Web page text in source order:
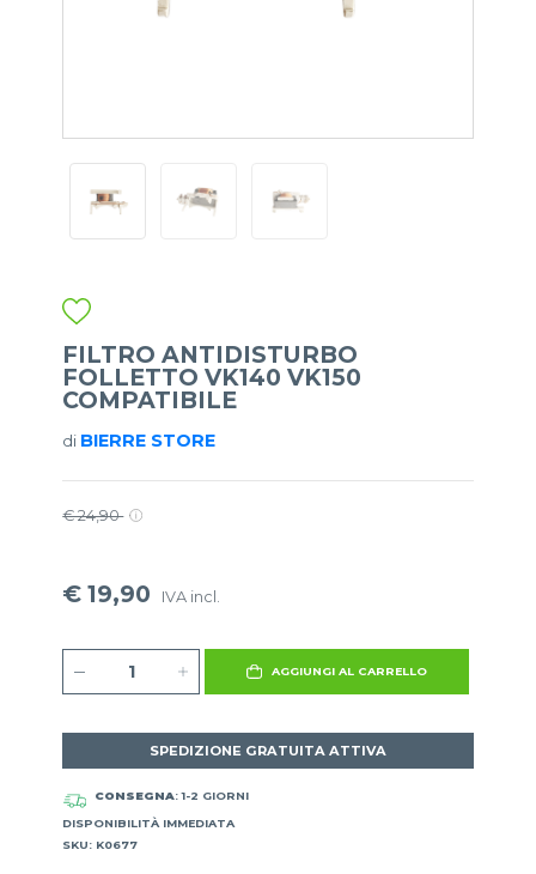
FILTRO ANTIDISTURBO
FOLLETTO VK140 VK150
COMPATIBILE
di BIERRE STORE
€ 24,90
€ 19,90 IVA incl.
AGGIUNGI AL CARRELLO
SPEDIZIONE GRATUITA ATTIVA
CONSEGNA: 1-2 GIORNI
DISPONIBILITÀ IMMEDIATA
SKU: K0677